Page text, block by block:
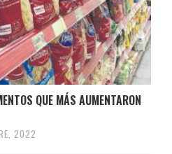
QUE MÁS AUMENTARON
2022